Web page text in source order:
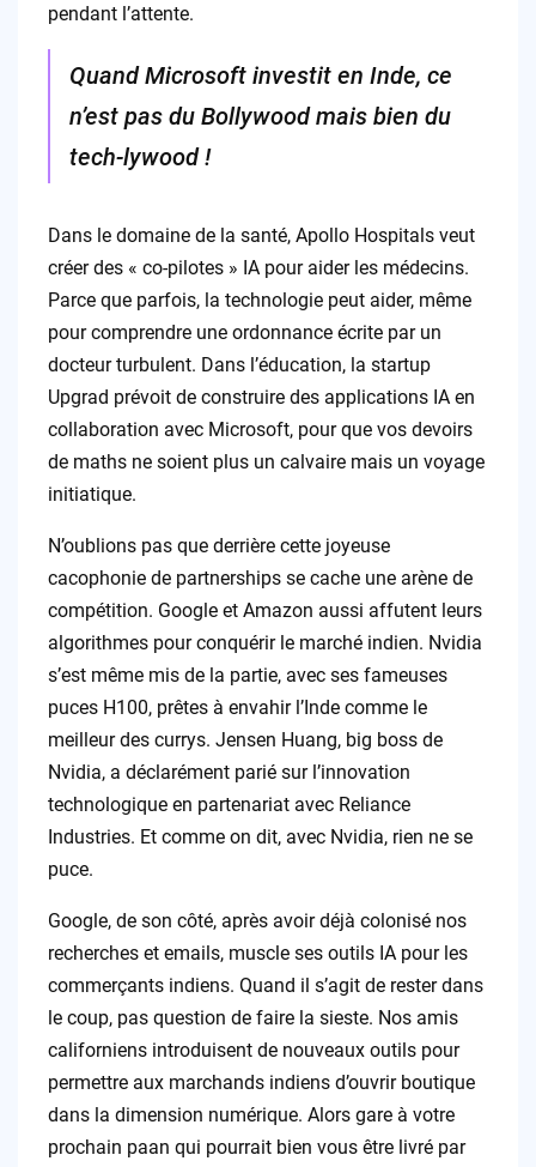
pendant l’attente.
Quand Microsoft investit en Inde, ce
n’est pas du Bollywood mais bien du
tech-lywood !
Dans le domaine de la santé, Apollo Hospitals veut
créer des « co-pilotes » IA pour aider les médecins.
Parce que parfois, la technologie peut aider, même
pour comprendre une ordonnance écrite par un
docteur turbulent. Dans l’éducation, la startup
Upgrad prévoit de construire des applications IA en
collaboration avec Microsoft, pour que vos devoirs
de maths ne soient plus un calvaire mais un voyage
initiatique.
N’oublions pas que derrière cette joyeuse
cacophonie de partnerships se cache une arène de
compétition. Google et Amazon aussi affutent leurs
algorithmes pour conquérir le marché indien. Nvidia
s’est même mis de la partie, avec ses fameuses
puces H100, prêtes à envahir l’Inde comme le
meilleur des currys. Jensen Huang, big boss de
Nvidia, a déclarément parié sur l’innovation
technologique en partenariat avec Reliance
Industries. Et comme on dit, avec Nvidia, rien ne se
puce.
Google, de son côté, après avoir déjà colonisé nos
recherches et emails, muscle ses outils IA pour les
commerçants indiens. Quand il s’agit de rester dans
le coup, pas question de faire la sieste. Nos amis
californiens introduisent de nouveaux outils pour
permettre aux marchands indiens d’ouvrir boutique
dans la dimension numérique. Alors gare à votre
prochain paan qui pourrait bien vous être livré par